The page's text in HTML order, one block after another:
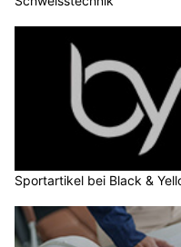
Sportartikel bei Black &